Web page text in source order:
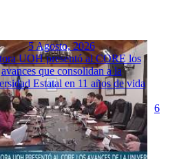
5 Agosto, 2026
UOH presentó al CORE los
avances que consolidan a la
Estatal en 11 años de vida
6